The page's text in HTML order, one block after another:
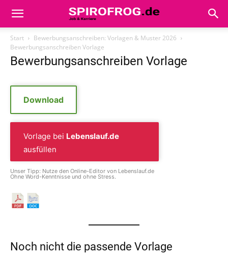
Start
Bewerbungsanschreiben: Vorlagen & Muster 2026
Bewerbungsanschreiben Vorlage
Bewerbungsanschreiben Vorlage
Download
Vorlage bei Lebenslauf.de
ausfüllen
Unser Tipp: Nutze den Online-Editor von Lebenslauf.de
Ohne Word-Kenntnisse und ohne Stress.
Noch nicht die passende Vorlage